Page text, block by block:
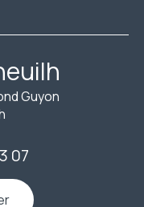
Guyon
07